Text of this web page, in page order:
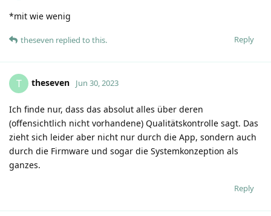
*mit wie wenig
Reply
theseven replied to this.
T theseven Jun 30, 2023
Ich finde nur, dass das absolut alles über deren
(offensichtlich nicht vorhandene) Qualitätskontrolle sagt. Das
zieht sich leider aber nicht nur durch die App, sondern auch
durch die Firmware und sogar die Systemkonzeption als
ganzes.
Reply